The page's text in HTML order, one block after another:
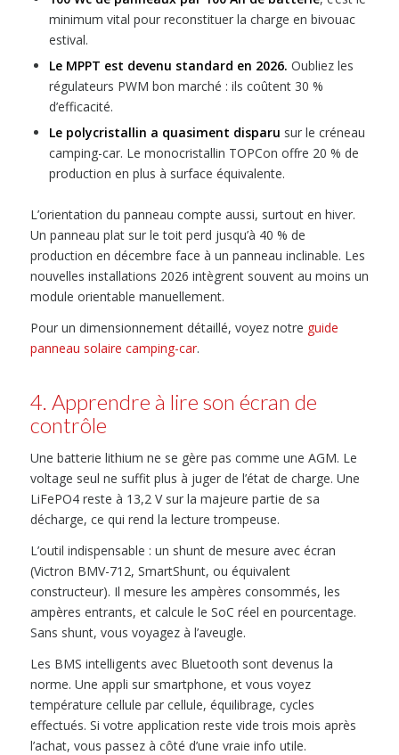
minimum vital pour reconstituer la charge en bivouac
estival.
Le MPPT est devenu standard en 2026. Oubliez les
régulateurs PWM bon marché : ils coûtent 30 %
d’efficacité.
Le polycristallin a quasiment disparu sur le créneau
camping-car. Le monocristallin TOPCon offre 20 % de
production en plus à surface équivalente.
L’orientation du panneau compte aussi, surtout en hiver.
Un panneau plat sur le toit perd jusqu’à 40 % de
production en décembre face à un panneau inclinable. Les
nouvelles installations 2026 intègrent souvent au moins un
module orientable manuellement.
Pour un dimensionnement détaillé, voyez notre guide
panneau solaire camping-car.
4. Apprendre à lire son écran de
contrôle
Une batterie lithium ne se gère pas comme une AGM. Le
voltage seul ne suffit plus à juger de l’état de charge. Une
LiFePO4 reste à 13,2 V sur la majeure partie de sa
décharge, ce qui rend la lecture trompeuse.
L’outil indispensable : un shunt de mesure avec écran
(Victron BMV-712, SmartShunt, ou équivalent
constructeur). Il mesure les ampères consommés, les
ampères entrants, et calcule le SoC réel en pourcentage.
Sans shunt, vous voyagez à l’aveugle.
Les BMS intelligents avec Bluetooth sont devenus la
norme. Une appli sur smartphone, et vous voyez
température cellule par cellule, équilibrage, cycles
effectués. Si votre application reste vide trois mois après
l’achat, vous passez à côté d’une vraie info utile.